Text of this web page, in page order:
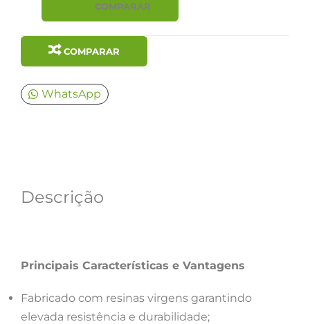
COMPARAR
COMPARAR
WhatsApp
Descrição
Principais Características e Vantagens
Fabricado com resinas virgens garantindo
elevada resistência e durabilidade;